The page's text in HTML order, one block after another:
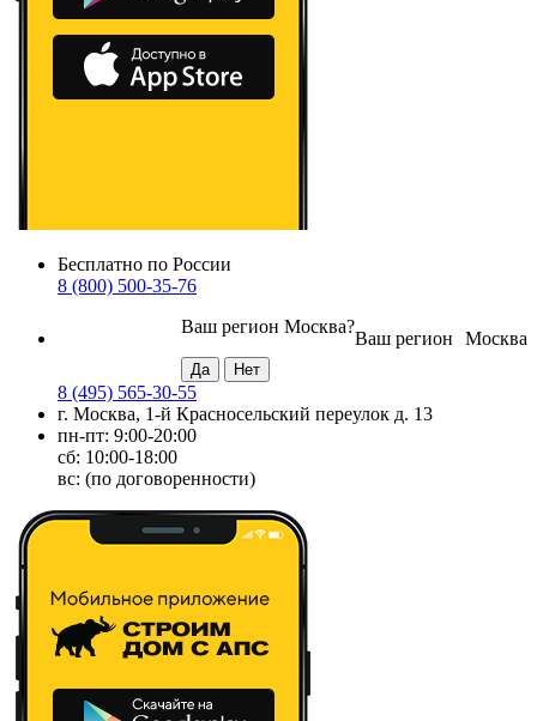
Бесплатно по России
8 (800) 500-35-76
Москва
Ваш регион
Ваш регион Москва?
8 (495) 565-30-55
г. Москва, 1-й Красносельский переулок д. 13
пн-пт: 9:00-20:00
сб: 10:00-18:00
вс: (по договоренности)